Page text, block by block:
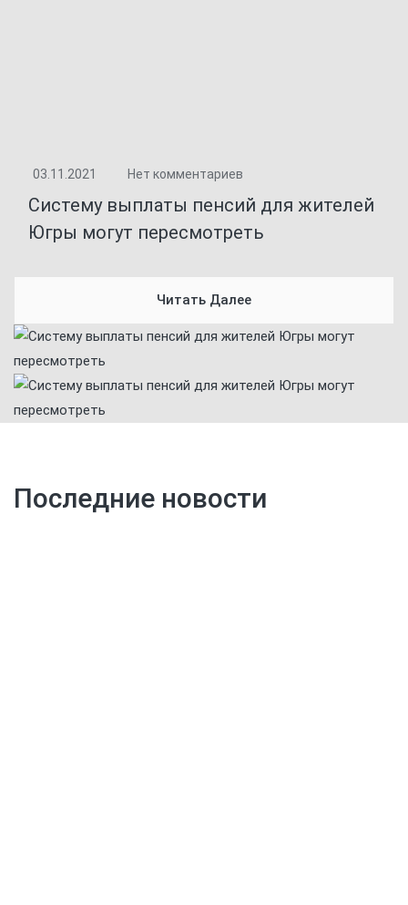
03.11.2021 Нет комментариев
Систему выплаты пенсий для жителей
Югры могут пересмотреть
Читать Далее
Последние новости